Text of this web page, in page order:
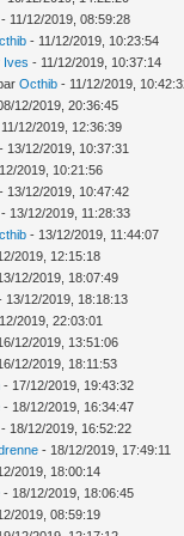
- 11/12/2019, 08:59:28
- 11/12/2019, 10:23:54
Ives - 11/12/2019, 10:37:14
Octhib - 11/12/2019,
12/2019, 20:36:45
12/2019, 12:36:39
- 13/12/2019, 10:37:31
2019, 10:21:56
- 13/12/2019, 10:47:42
- 13/12/2019, 11:28:33
- 13/12/2019, 11:44:07
2019, 12:15:18
12/2019, 18:07:49
13/12/2019, 18:18:13
2019, 22:03:01
12/2019, 13:51:06
12/2019, 18:11:53
- 17/12/2019, 19:43:32
- 18/12/2019, 16:34:47
- 18/12/2019, 16:52:22
- 18/12/2019, 17:49:11
2019, 18:00:14
- 18/12/2019, 18:06:45
2019, 08:59:19